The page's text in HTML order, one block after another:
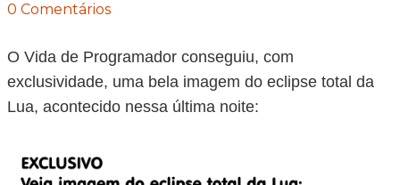
0 Comentários
O Vida de Programador conseguiu, com
exclusividade, uma bela imagem do eclipse total da
Lua, acontecido nessa última noite: